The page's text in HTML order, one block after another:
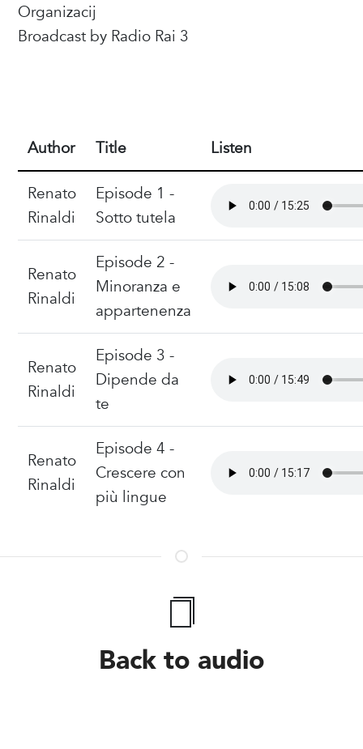
Organizacij
Broadcast by Radio Rai 3
Author Title Listen
Renato
Rinaldi
Episode 1 -
Sotto tutela
Renato
Rinaldi
Episode 2 -
Minoranza e
appartenenza
Renato
Rinaldi
Episode 3 -
Dipende da
te
Renato
Rinaldi
Episode 4 -
Crescere con
più lingue
Back to audio